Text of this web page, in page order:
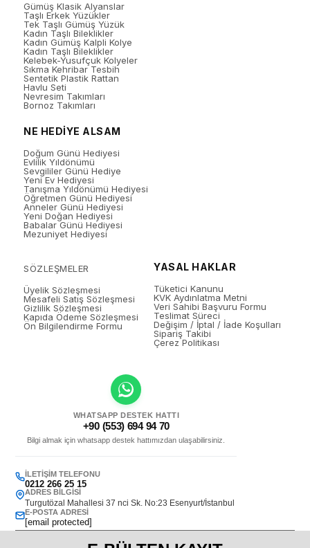
Gümüş Klasik Alyanslar
Taşlı Erkek Yüzükler
Tek Taşlı Gümüş Yüzük
Kadın Taşlı Bileklikler
Kadın Gümüş Kalpli Kolye
Kadın Taşlı Bileklikler
Kelebek-Yusufçuk Kolyeler
Sıkma Kehribar Tesbih
Sentetik Plastik Rattan
Havlu Seti
Nevresim Takımları
Bornoz Takımları
NE HEDİYE ALSAM
Doğum Günü Hediyesi
Evlilik Yıldönümü
Sevgililer Günü Hediye
Yeni Ev Hediyesi
Tanışma Yıldönümü Hediyesi
Öğretmen Günü Hediyesi
Anneler Günü Hediyesi
Yeni Doğan Hediyesi
Babalar Günü Hediyesi
Mezuniyet Hediyesi
SÖZLEŞMELER
Üyelik Sözleşmesi
Mesafeli Satış Sözleşmesi
Gizlilik Sözleşmesi
Kapıda Ödeme Sözleşmesi
Ön Bilgilendirme Formu
YASAL HAKLAR
Tüketici Kanunu
KVK Aydınlatma Metni
Veri Sahibi Başvuru Formu
Teslimat Süreci
Değişim / İptal / İade Koşulları
Sipariş Takibi
Çerez Politikası
WHATSAPP DESTEK HATTI
+90 (553) 694 94 70
Bilgi almak için whatsapp destek hattımızdan ulaşabilirsiniz.
İLETIŞIM TELEFONU
0212 266 25 15
ADRES BILGISI
Turgutözal Mahallesi 37 nci Sk. No:23 Esenyurt/İstanbul
E-POSTA ADRESI
[email protected]